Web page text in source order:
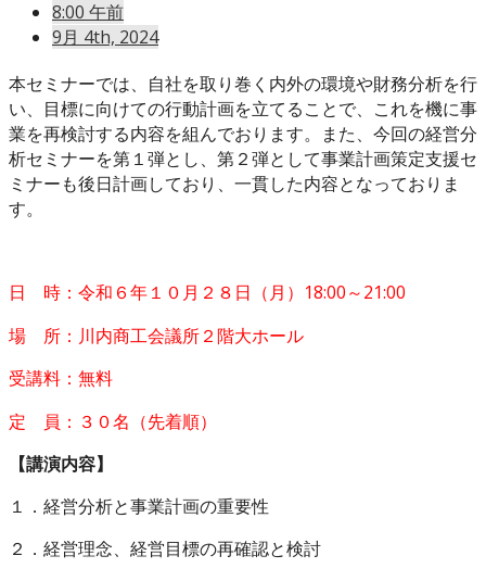
8:00 午前
9月 4th, 2024
本セミナーでは、自社を取り巻く内外の環境や財務分析を行
い、目標に向けての行動計画を立てることで、これを機に事
業を再検討する内容を組んでおります。また、今回の経営分
析セミナーを第１弾とし、第２弾として事業計画策定支援セ
ミナーも後日計画しており、一貫した内容となっておりま
す。
日 時：令和６年１０月２８日（月）18:00～21:00
場 所：川内商工会議所２階大ホール
受講料：無料
定 員：３０名（先着順）
【講演内容】
１．経営分析と事業計画の重要性
２．経営理念、経営目標の再確認と検討